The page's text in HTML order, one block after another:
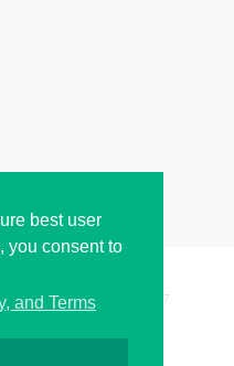
best user
you consent to
and Terms
Sciweavers LLC 197